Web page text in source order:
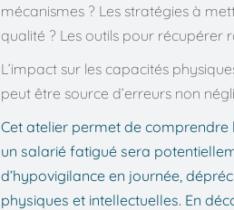
mécanismes ? Les stratégies à
qualité ? Les outils pour récupérer
L’impact sur les capacités
peut être source d’erreurs non
Cet atelier permet de
un salarié fatigué sera
d’hypovigilance en journée,
physiques et intellectuelles. En